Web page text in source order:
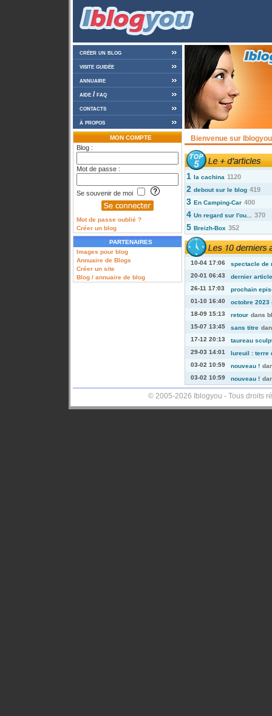
créer un blog
visite guidée
annuaire
aide / faq
contacts
à propos
MON COMPTE
Blog :
Mot de passe :
Se souvenir de moi
Mot de passe oublié ?
Créer un blog
PARTENAIRES
Images pour blog
Annuaire de Blogs
Créer un site
Blog / annuaire de blog
Bienvenue sur
1 la cachina 1120
2 debout sur le blog 419
3 En Camping-Car 400
4 Un regard sur l'ou... 370
5 Breizh-Box 352
10-04 17:06
spectacle de
20-01 06:43
dernier
26-11 17:03
prochain
01-10 16:40
octobre 2023
18-09 15:13
retour dans
15-07 13:45
sans titre
17-12 20:13
taureau
29-03 14:01
lureuil : terre
03-02 10:59
nouveau !
03-02 10:59
nouveau !
© 2005-2026 Iblogyou - Tous droits